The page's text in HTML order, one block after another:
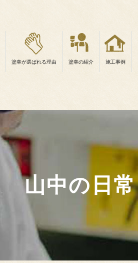
塗幸が選ばれる理由 塗幸の紹介 施工事例
山中の日常